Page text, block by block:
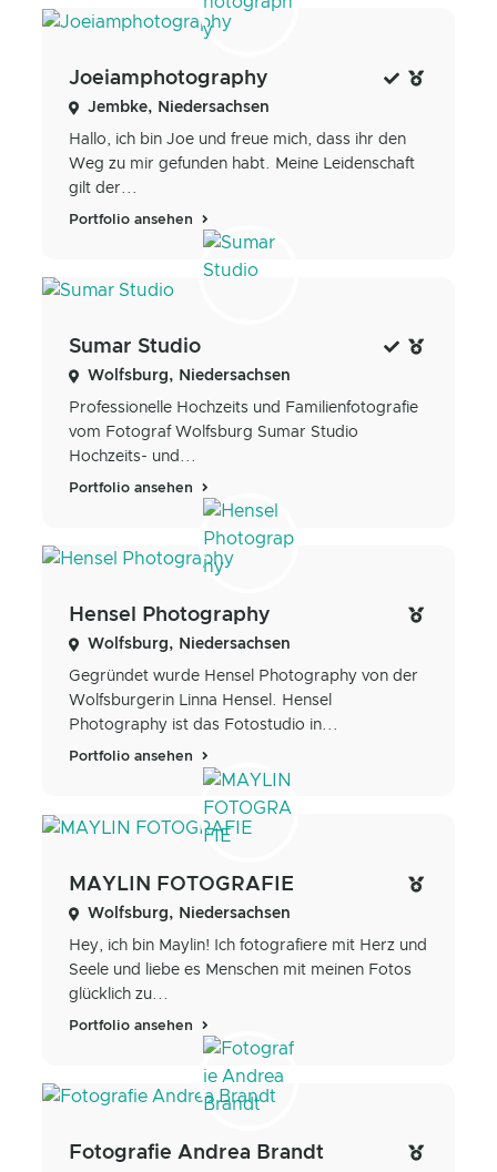
Joeiamphotography
Jembke, Niedersachsen
Hallo, ich bin Joe und freue mich, dass ihr den
Weg zu mir gefunden habt. Meine Leidenschaft
gilt der...
Portfolio ansehen
Sumar Studio
Wolfsburg, Niedersachsen
Professionelle Hochzeits und Familienfotografie
vom Fotograf Wolfsburg Sumar Studio
Hochzeits- und...
Portfolio ansehen
Hensel Photography
Wolfsburg, Niedersachsen
Gegründet wurde Hensel Photography von der
Wolfsburgerin Linna Hensel. Hensel
Photography ist das Fotostudio in...
Portfolio ansehen
MAYLIN FOTOGRAFIE
Wolfsburg, Niedersachsen
Hey, ich bin Maylin! Ich fotografiere mit Herz und
Seele und liebe es Menschen mit meinen Fotos
glücklich zu...
Portfolio ansehen
Fotografie Andrea Brandt